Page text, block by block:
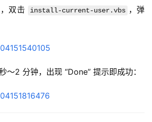
双击 install-current-user.vbs ，弹
～2 分钟，出现 “Done” 提示即成功：